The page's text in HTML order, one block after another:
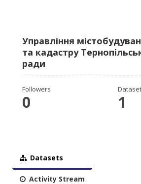
Управління
та кадастру
ради
Followers
0 1
Datasets
Activity Stream